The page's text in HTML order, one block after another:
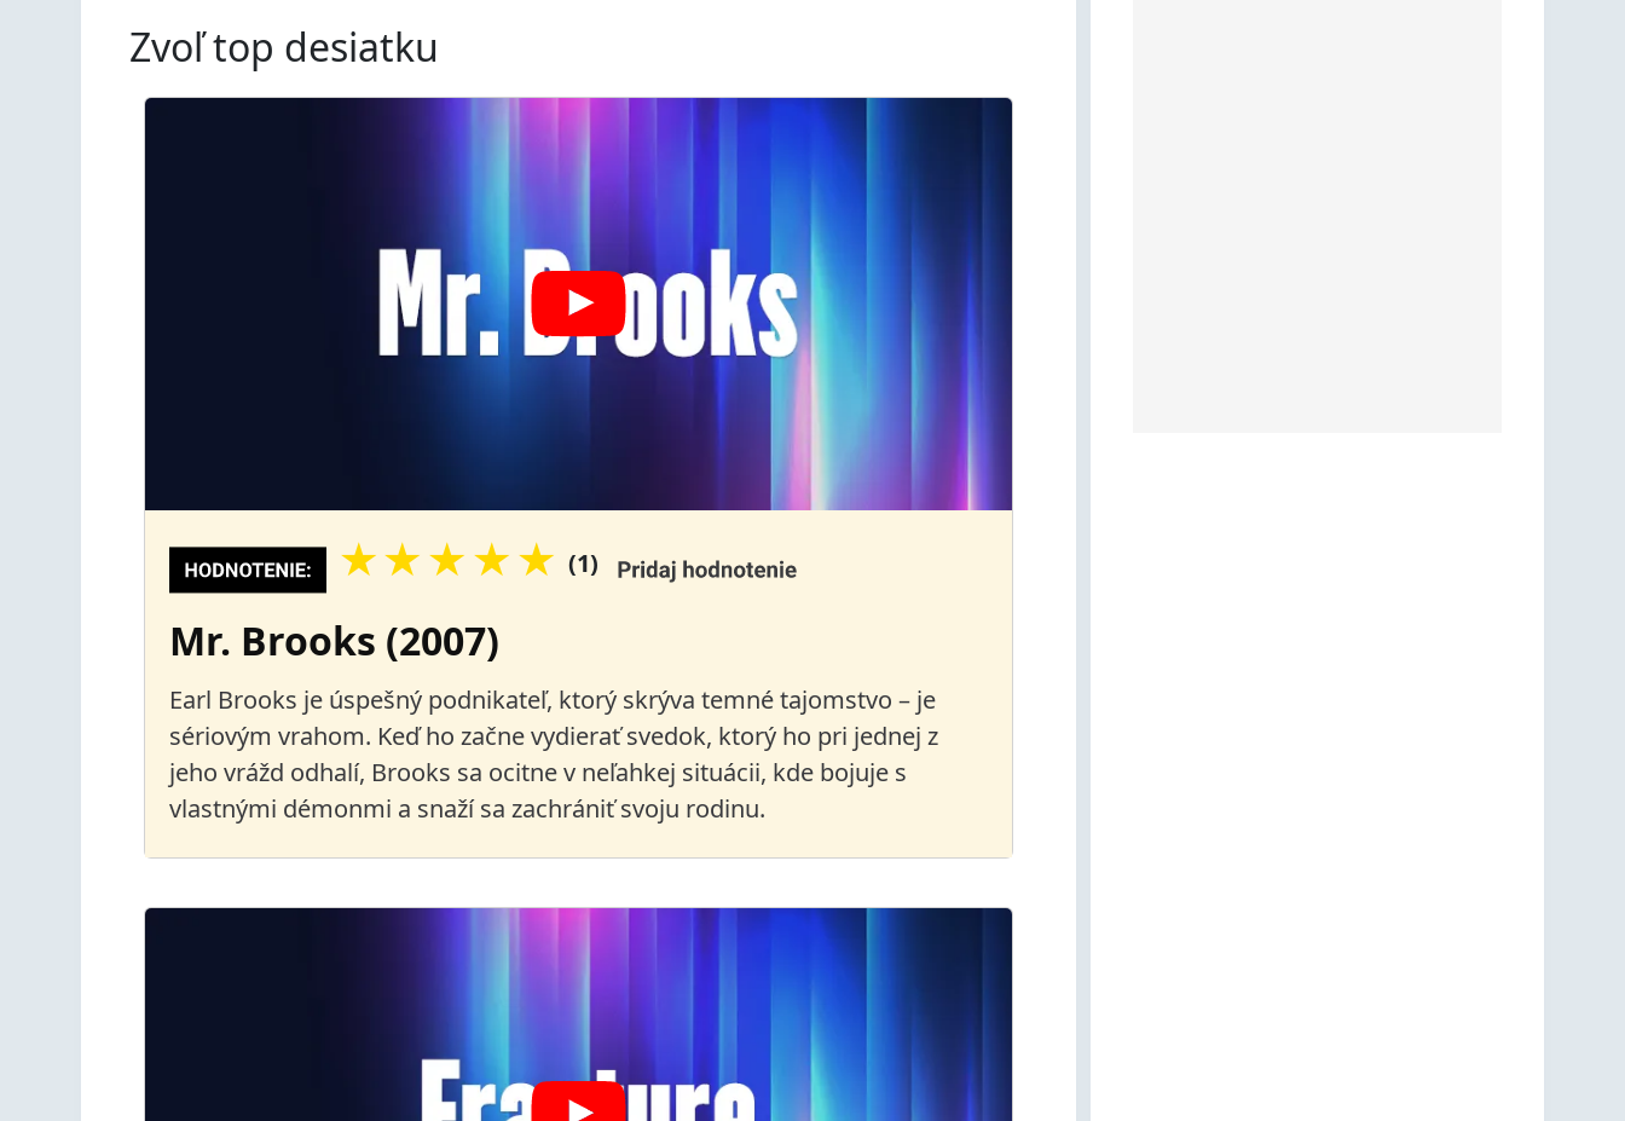
Zvoľ top desiatku
★
★
★
★
★ (1)
Mr. Brooks (2007)
Earl Brooks je úspešný podnikateľ, ktorý skrýva temné tajomstvo – je
sériovým vrahom. Keď ho začne vydierať svedok, ktorý ho pri jednej z
jeho vrážd odhalí, Brooks sa ocitne v neľahkej situácii, kde bojuje s
vlastnými démonmi a snaží sa zachrániť svoju rodinu.